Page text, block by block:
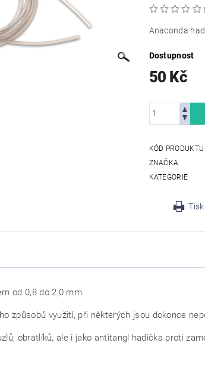
Anaconda
Dostupnost
50 Kč
KÓD PRODUKTU
ZNAČKA
KATEGORIE
Tisk
od 0,8 do 2,0 mm.
způsobů využití, při některých jsou dokonce
obratlíků, ale i jako antitangl hadička proti